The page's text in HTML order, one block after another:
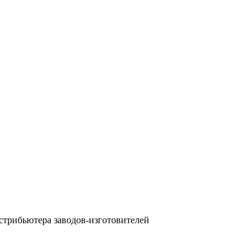
заводов-изготовителей